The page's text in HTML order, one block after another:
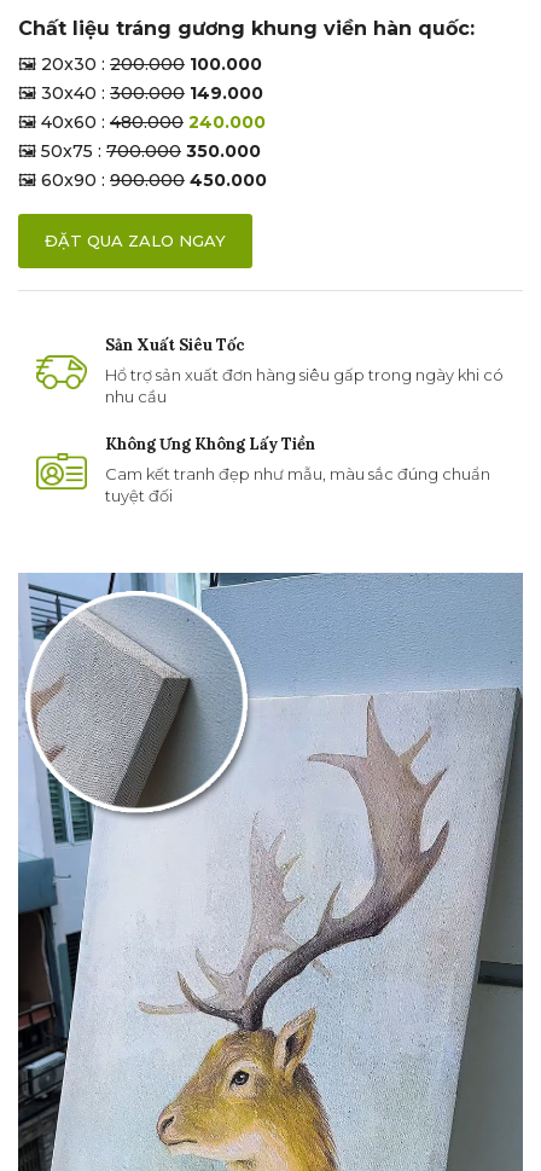
Chất liệu tráng gương khung viền hàn quốc:
🖼 20x30 : 200.000 100.000
🖼 30x40 : 300.000 149.000
🖼 40x60 : 480.000 240.000
🖼 50x75 : 700.000 350.000
🖼 60x90 : 900.000 450.000
ĐẶT QUA ZALO NGAY
Sản Xuất Siêu Tốc
Hổ trợ sản xuất đơn hàng siêu gấp trong ngày khi có
nhu cầu
Không Ưng Không Lấy Tiền
Cam kết tranh đẹp như mẫu, màu sắc đúng chuẩn
tuyệt đối